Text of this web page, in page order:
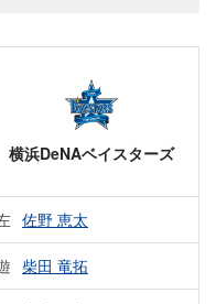
横浜DeNAベイスターズ
佐野 恵太
柴田 竜拓